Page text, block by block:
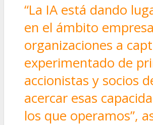
“La IA está dando
en el ámbito
organizaciones a
experimentado de
accionistas y socios
acercar esas
los que operamos”,